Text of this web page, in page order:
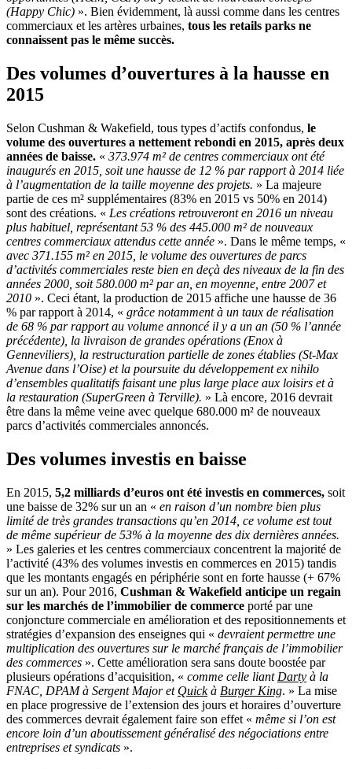
(Happy Chic) ». Bien évidemment, là aussi comme dans les centres
commerciaux et les artères urbaines, tous les retails parks ne
connaissent pas le même succès.
Des volumes d’ouvertures à la hausse en
2015
Selon Cushman & Wakefield, tous types d’actifs confondus, le
volume des ouvertures a nettement rebondi en 2015, après deux
années de baisse. « 373.974 m² de centres commerciaux ont été
inaugurés en 2015, soit une hausse de 12 % par rapport à 2014 liée
à l’augmentation de la taille moyenne des projets. » La majeure
partie de ces m² supplémentaires (83% en 2015 vs 50% en 2014)
sont des créations. « Les créations retrouveront en 2016 un niveau
plus habituel, représentant 53 % des 445.000 m² de nouveaux
centres commerciaux attendus cette année ». Dans le même temps, «
avec 371.155 m² en 2015, le volume des ouvertures de parcs
d’activités commerciales reste bien en deçà des niveaux de la fin des
années 2000, soit 580.000 m² par an, en moyenne, entre 2007 et
2010 ». Ceci étant, la production de 2015 affiche une hausse de 36
% par rapport à 2014, « grâce notamment à un taux de réalisation
de 68 % par rapport au volume annoncé il y a un an (50 % l’année
précédente), la livraison de grandes opérations (Enox à
Genneviliers), la restructuration partielle de zones établies (St-Max
Avenue dans l’Oise) et la poursuite du développement ex nihilo
d’ensembles qualitatifs faisant une plus large place aux loisirs et à
la restauration (SuperGreen à Terville). » Là encore, 2016 devrait
être dans la même veine avec quelque 680.000 m² de nouveaux
parcs d’activités commerciales annoncés.
Des volumes investis en baisse
En 2015, 5,2 milliards d’euros ont été investis en commerces, soit
une baisse de 32% sur un an « en raison d’un nombre bien plus
limité de très grandes transactions qu’en 2014, ce volume est tout
de même supérieur de 53% à la moyenne des dix dernières années.
» Les galeries et les centres commerciaux concentrent la majorité de
l’activité (43% des volumes investis en commerces en 2015) tandis
que les montants engagés en périphérie sont en forte hausse (+ 67%
sur un an). Pour 2016, Cushman & Wakefield anticipe un regain
sur les marchés de l’immobilier de commerce porté par une
conjoncture commerciale en amélioration et des repositionnements et
stratégies d’expansion des enseignes qui « devraient permettre une
multiplication des ouvertures sur le marché français de l’immobilier
des commerces ». Cette amélioration sera sans doute boostée par
plusieurs opérations d’acquisition, « comme celle liant Darty à la
FNAC, DPAM à Sergent Major et Quickà Burger King. » La mise
en place progressive de l’extension des jours et horaires d’ouverture
des commerces devrait également faire son effet « même si l’on est
encore loin d’un aboutissement généralisé des négociations entre
entreprises et syndicats ».